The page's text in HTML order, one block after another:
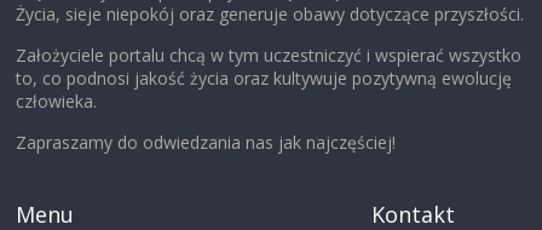
Życia, sieje niepokój oraz generuje obawy dotyczące przyszłości.
Założyciele portalu chcą w tym uczestniczyć i wspierać wszystko
to, co podnosi jakość życia oraz kultywuje pozytywną ewolucję
człowieka.
Zapraszamy do odwiedzania nas jak najczęściej!
Menu Kontakt